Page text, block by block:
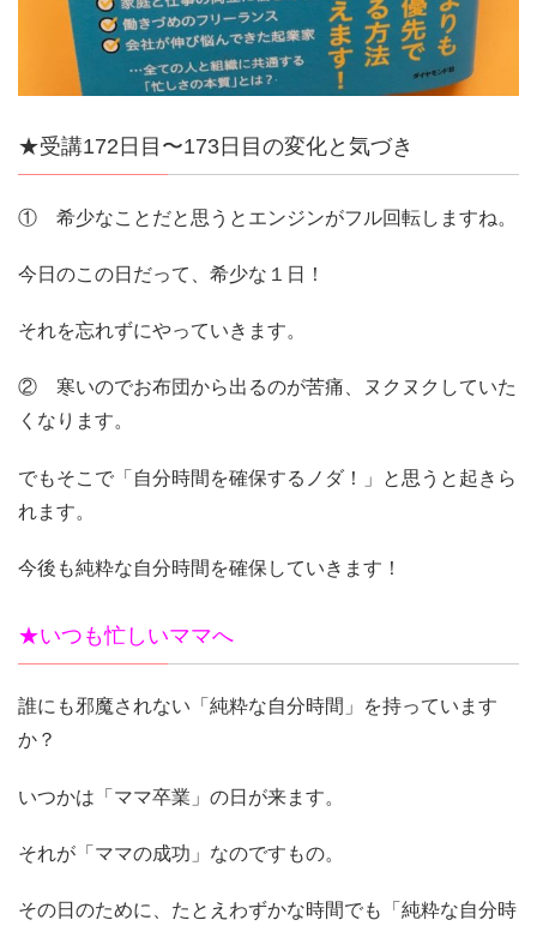
★受講172日目〜173日目の変化と気づき
① 希少なことだと思うとエンジンがフル回転しますね。
今日のこの日だって、希少な１日！
それを忘れずにやっていきます。
② 寒いのでお布団から出るのが苦痛、ヌクヌクしていた
くなります。
でもそこで「自分時間を確保するノダ！」と思うと起きら
れます。
今後も純粋な自分時間を確保していきます！
★いつも忙しいママへ
誰にも邪魔されない「純粋な自分時間」を持っています
か？
いつかは「ママ卒業」の日が来ます。
それが「ママの成功」なのですもの。
その日のために、たとえわずかな時間でも「純粋な自分時